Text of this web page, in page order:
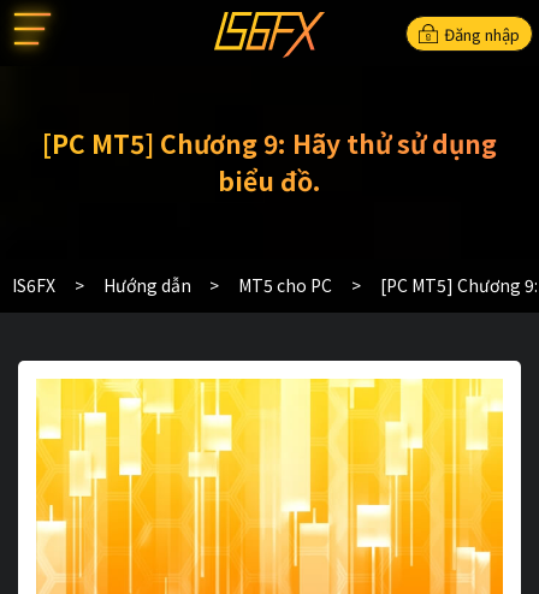
Đăng nhập
[PC MT5] Chương 9: Hãy thử sử dụng
biểu đồ.
IS6FX Hướng dẫn MT5 cho PC [PC MT5] Chương